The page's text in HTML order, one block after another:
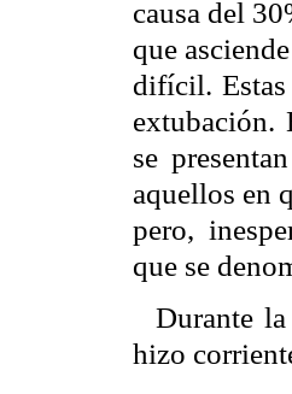
causa del
que
difícil.
extubación.
se
aquellos en
pero,
que se
Durante
hizo